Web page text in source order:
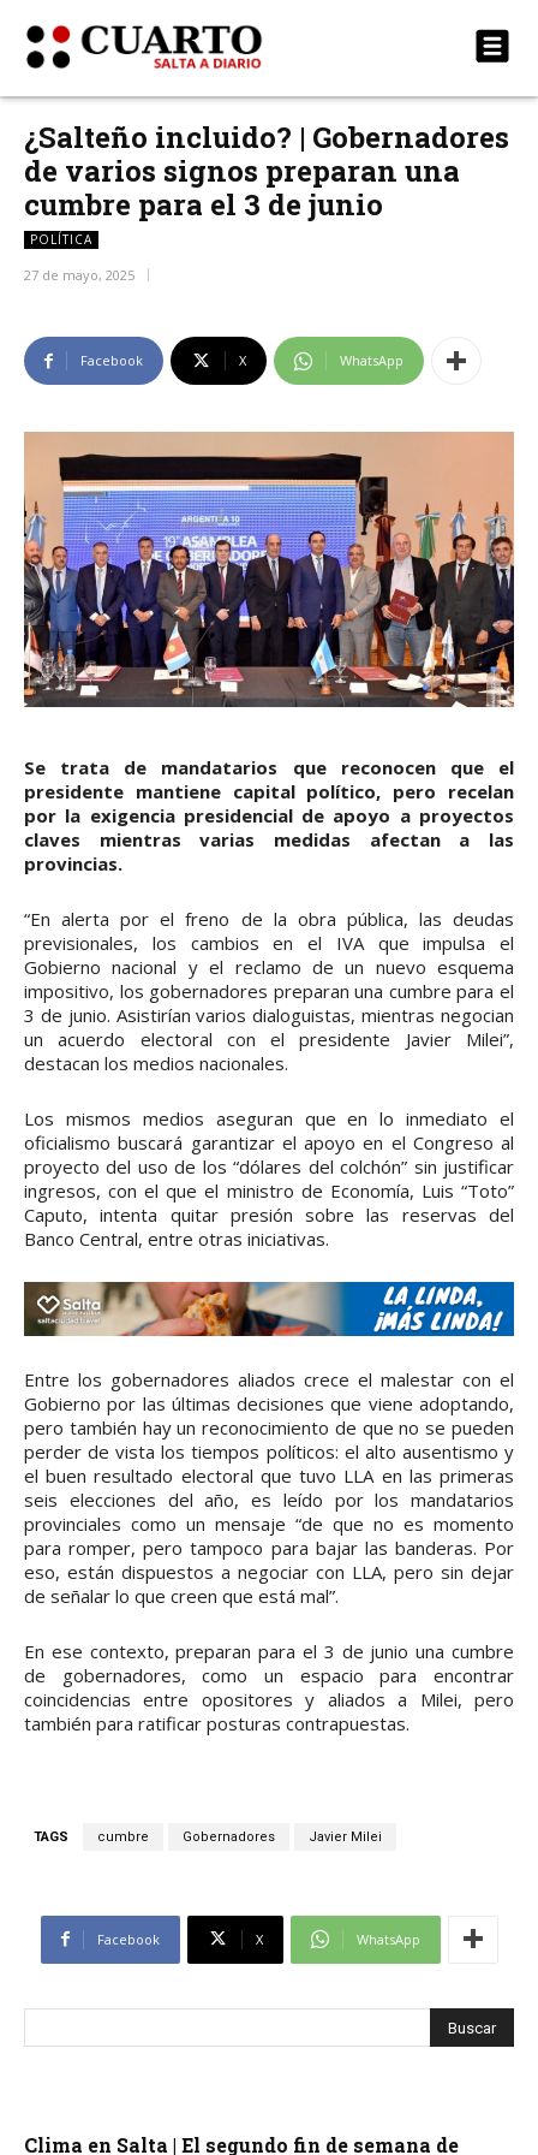
¿Salteño incluido? | Gobernadores
de varios signos preparan una
cumbre para el 3 de junio
POLÍTICA
27 de mayo, 2025
Facebook X WhatsApp
Se trata de mandatarios que reconocen que el
presidente mantiene capital político, pero recelan
por la exigencia presidencial de apoyo a proyectos
claves mientras varias medidas afectan a las
provincias.
“En alerta por el freno de la obra pública, las deudas
previsionales, los cambios en el IVA que impulsa el
Gobierno nacional y el reclamo de un nuevo esquema
impositivo, los gobernadores preparan una cumbre para el
3 de junio. Asistirían varios dialoguistas, mientras negocian
un acuerdo electoral con el presidente Javier Milei”,
destacan los medios nacionales.
Los mismos medios aseguran que en lo inmediato el
oficialismo buscará garantizar el apoyo en el Congreso al
proyecto del uso de los “dólares del colchón” sin justificar
ingresos, con el que el ministro de Economía, Luis “Toto”
Caputo, intenta quitar presión sobre las reservas del
Banco Central, entre otras iniciativas.
Entre los gobernadores aliados crece el malestar con el
Gobierno por las últimas decisiones que viene adoptando,
pero también hay un reconocimiento de que no se pueden
perder de vista los tiempos políticos: el alto ausentismo y
el buen resultado electoral que tuvo LLA en las primeras
seis elecciones del año, es leído por los mandatarios
provinciales como un mensaje “de que no es momento
para romper, pero tampoco para bajar las banderas. Por
eso, están dispuestos a negociar con LLA, pero sin dejar
de señalar lo que creen que está mal”.
En ese contexto, preparan para el 3 de junio una cumbre
de gobernadores, como un espacio para encontrar
coincidencias entre opositores y aliados a Milei, pero
también para ratificar posturas contrapuestas.
TAGS cumbre Gobernadores Javier Milei
Facebook X WhatsApp
Clima en Salta | El segundo fin de semana de